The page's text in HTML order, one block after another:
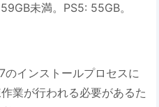
未満。PS5: 55GB。
インストールプロセスに
業が行われる必要があるた